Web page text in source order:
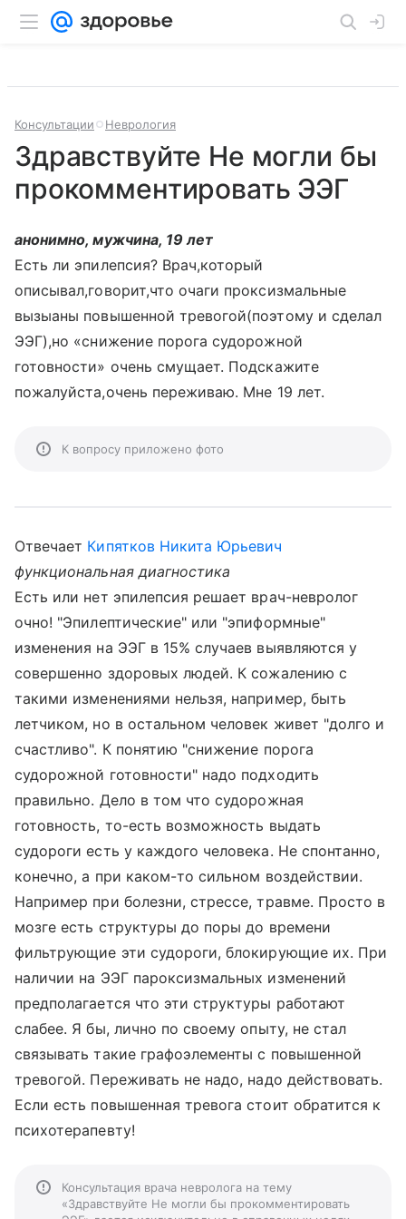
Консультации Неврология
Здравствуйте Не могли бы
прокомментировать ЭЭГ
анонимно, мужчина, 19 лет
Есть ли эпилепсия? Врач,который
описывал,говорит,что очаги проксизмальные
вызыаны повышенной тревогой(поэтому и сделал
ЭЭГ),но «снижение порога судорожной
готовности» очень смущает. Подскажите
пожалуйста,очень переживаю. Мне 19 лет.
К вопросу приложено фото
Отвечает Кипятков Никита Юрьевич
функциональная диагностика
Есть или нет эпилепсия решает врач-невролог
очно! "Эпилептические" или "эпиформные"
изменения на ЭЭГ в 15% случаев выявляются у
совершенно здоровых людей. К сожалению с
такими изменениями нельзя, например, быть
летчиком, но в остальном человек живет "долго и
счастливо". К понятию "снижение порога
судорожной готовности" надо подходить
правильно. Дело в том что судорожная
готовность, то-есть возможность выдать
судороги есть у каждого человека. Не спонтанно,
конечно, а при каком-то сильном воздействии.
Например при болезни, стрессе, травме. Просто в
мозге есть структуры до поры до времени
фильтрующие эти судороги, блокирующие их. При
наличии на ЭЭГ пароксизмальных изменений
предполагается что эти структуры работают
слабее. Я бы, лично по своему опыту, не стал
связывать такие графоэлементы с повышенной
тревогой. Переживать не надо, надо действовать.
Если есть повышенная тревога стоит обратится к
психотерапевту!
Консультация врача невролога на тему
«Здравствуйте Не могли бы прокомментировать